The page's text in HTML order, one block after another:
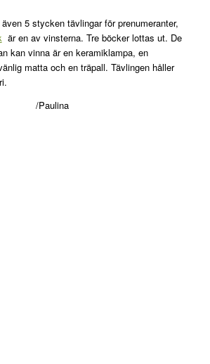
5 stycken tävlingar för prenumeranter,
är en av vinsterna. Tre böcker lottas ut. De
kan vinna är en keramiklampa, en
matta och en träpall. Tävlingen håller
/Paulina